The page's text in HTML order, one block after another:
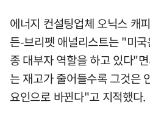
에너지 컨설팅업체 오닉스 캐
든-브리펫 애널리스트는 "미
종 대부자 역할을 하고 있다"
는 재고가 줄어들수록 그것은
요인으로 바뀐다"고 지적했다.